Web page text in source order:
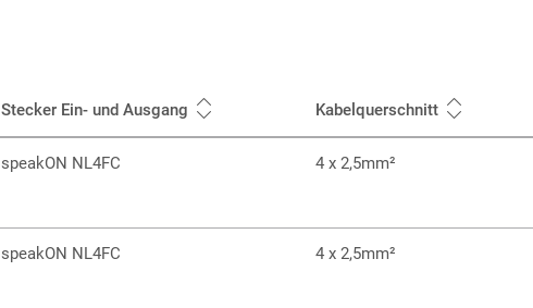
Stecker Ein- und Ausgang Kabelquerschnitt
speakON NL4FC 4 x 2,5mm²
speakON NL4FC 4 x 2,5mm²